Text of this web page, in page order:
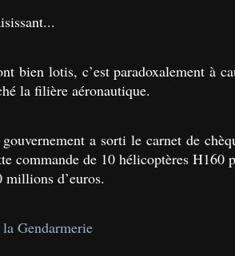
bien lotis, c’est paradoxalement à
la filière aéronautique.
a sorti le carnet de
commande de 10 hélicoptères H160
d’euros.
Gendarmerie